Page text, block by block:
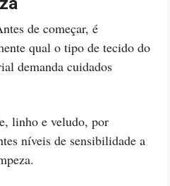
de começar, é
qual o tipo de tecido do
demanda cuidados
linho e veludo, por
níveis de sensibilidade a